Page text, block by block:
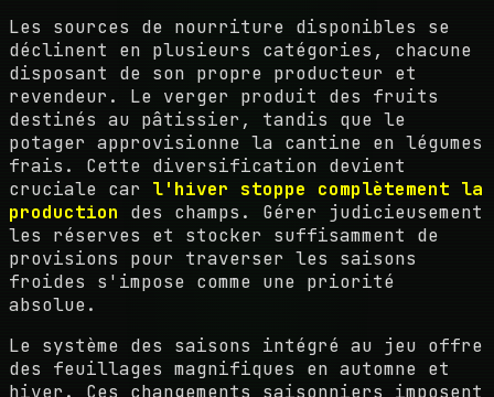
Les sources de nourriture disponibles se
déclinent en plusieurs catégories, chacune
disposant de son propre producteur et
revendeur. Le verger produit des fruits
destinés au pâtissier, tandis que le
potager approvisionne la cantine en légumes
frais. Cette diversification devient
cruciale car l'hiver stoppe complètement la
production des champs. Gérer judicieusement
les réserves et stocker suffisamment de
provisions pour traverser les saisons
froides s'impose comme une priorité
absolue.
Le système des saisons intégré au jeu offre
des feuillages magnifiques en automne et